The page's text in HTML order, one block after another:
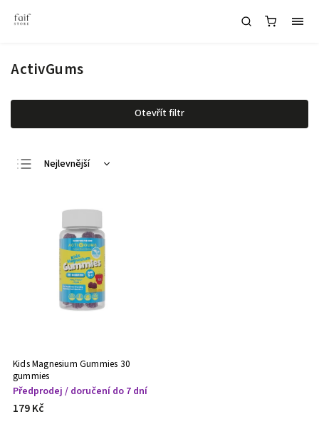
ActivGums
Otevřít filtr
Nejlevnější
Nejprodávanější
Abecedně
Kids Magnesium Gummies 30
gummies
Předprodej / doručení do 7 dní
179 Kč